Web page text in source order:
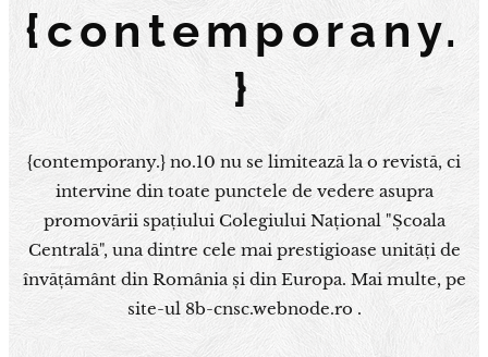
{contemporany.
}
{contemporany.} no.10 nu se limitează la o revistă, ci
intervine din toate punctele de vedere asupra
promovării spațiului Colegiului Național "Școala
Centrală", una dintre cele mai prestigioase unități de
învățământ din România și din Europa. Mai multe, pe
site-ul 8b-cnsc.webnode.ro .